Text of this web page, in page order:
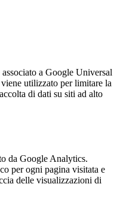
a Google Universal
utilizzato per limitare la
di dati su siti ad alto
da Google Analytics.
per ogni pagina visitata e
delle visualizzazioni di